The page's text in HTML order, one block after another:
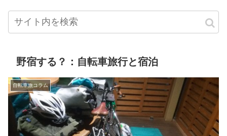
野宿する？：自転車旅行と宿泊
自転車旅コラム